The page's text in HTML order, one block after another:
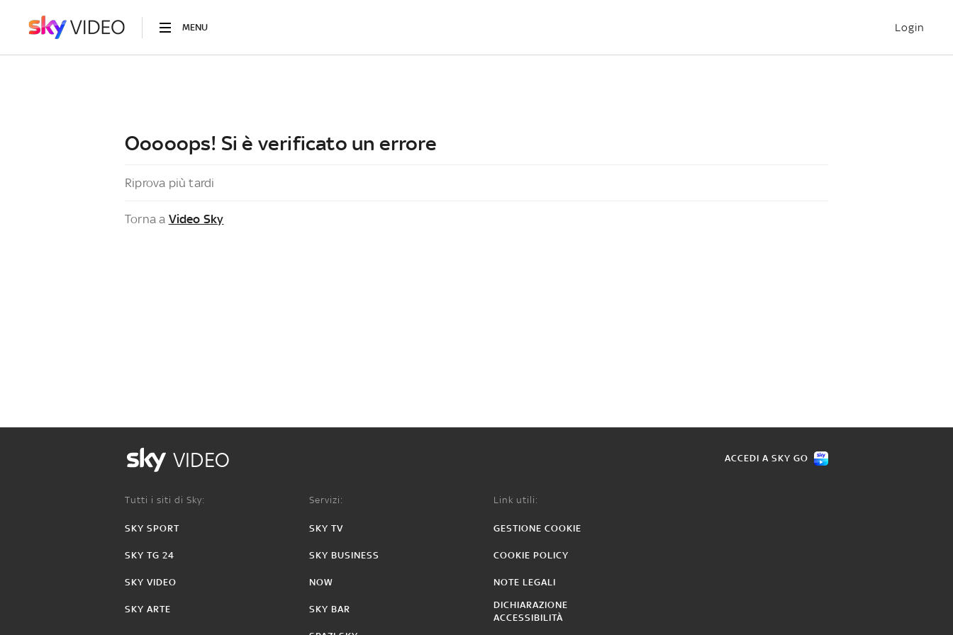
MENU Login
Ooooops! Si è verificato un errore
Riprova più tardi
Torna a Video Sky
VIDEO ACCEDI A SKY GO
Tutti i siti di Sky:
SKY SPORT
SKY TG 24
SKY VIDEO
SKY ARTE
Servizi:
SKY TV
SKY BUSINESS
NOW
SKY BAR
Link utili:
GESTIONE COOKIE
COOKIE POLICY
NOTE LEGALI
DICHIARAZIONE
ACCESSIBILITÀ